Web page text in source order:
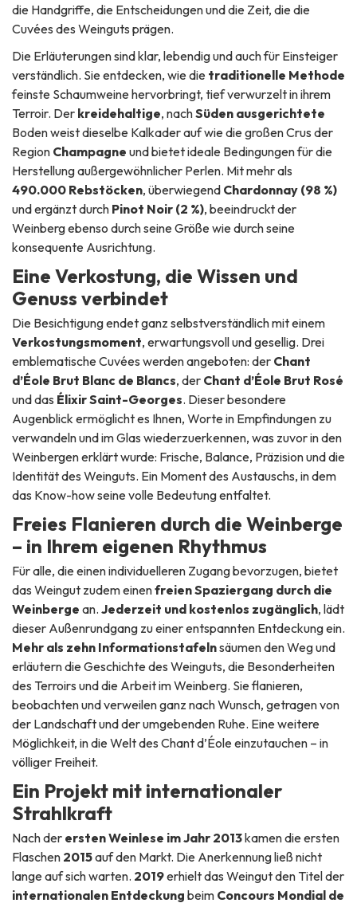
die Handgriffe, die Entscheidungen und die Zeit, die die
Cuvées des Weinguts prägen.
Die Erläuterungen sind klar, lebendig und auch für Einsteiger
verständlich. Sie entdecken, wie die traditionelle Methode
feinste Schaumweine hervorbringt, tief verwurzelt in ihrem
Terroir. Der kreidehaltige, nachSüden ausgerichtete
Boden weist dieselbe Kalkader auf wie die großen Crus der
Region Champagne und bietet ideale Bedingungen für die
Herstellung außergewöhnlicher Perlen. Mit mehr als
490.000 Rebstöcken, überwiegend Chardonnay (98 %)
und ergänzt durch Pinot Noir (2 %), beeindruckt der
Weinberg ebenso durch seine Größe wie durch seine
konsequente Ausrichtung.
Eine Verkostung, die Wissen und
Genuss verbindet
Die Besichtigung endet ganz selbstverständlich mit einem
Verkostungsmoment, erwartungsvoll und gesellig. Drei
emblematische Cuvées werden angeboten: der Chant
d’Éole Brut Blanc de Blancs, der Chant d’Éole Brut Rosé
und das Élixir Saint-Georges. Dieser besondere
Augenblick ermöglicht es Ihnen, Worte in Empfindungen zu
verwandeln und im Glas wiederzuerkennen, was zuvor in den
Weinbergen erklärt wurde: Frische, Balance, Präzision und die
Identität des Weinguts. Ein Moment des Austauschs, in dem
das Know-how seine volle Bedeutung entfaltet.
Freies Flanieren durch die Weinberge
– in Ihrem eigenen Rhythmus
Für alle, die einen individuelleren Zugang bevorzugen, bietet
das Weingut zudem einenfreien Spaziergang durch die
Weinberge an. Jederzeit und kostenlos zugänglich, lädt
dieser Außenrundgang zu einer entspannten Entdeckung ein.
Mehr als zehn Informationstafelnsäumen den Weg und
erläutern die Geschichte des Weinguts, die Besonderheiten
des Terroirs und die Arbeit im Weinberg. Sie flanieren,
beobachten und verweilen ganz nach Wunsch, getragen von
der Landschaft und der umgebenden Ruhe. Eine weitere
Möglichkeit, in die Welt des Chant d’Éole einzutauchen – in
völliger Freiheit.
Ein Projekt mit internationaler
Strahlkraft
Nach der ersten Weinlese im Jahr 2013kamen die ersten
Flaschen 2015auf den Markt. Die Anerkennung ließ nicht
lange auf sich warten. 2019erhielt das Weingut den Titel der
internationalen Entdeckung beim Concours Mondial de